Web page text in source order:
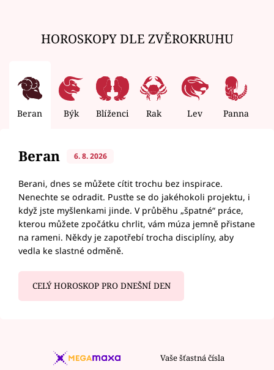
HOROSKOPY DLE ZVĚROKRUHU
Beran Býk Blíženci Rak Lev Panna
Beran 6. 8. 2026
Berani, dnes se můžete cítit trochu bez inspirace.
Nenechte se odradit. Pusťte se do jakéhokoli projektu, i
když jste myšlenkami jinde. V průběhu „špatné“ práce,
kterou můžete zpočátku chrlit, vám múza jemně přistane
na rameni. Někdy je zapotřebí trocha disciplíny, aby
vedla ke slastné odměně.
CELÝ HOROSKOP PRO DNEŠNÍ DEN
Vaše šťastná čísla